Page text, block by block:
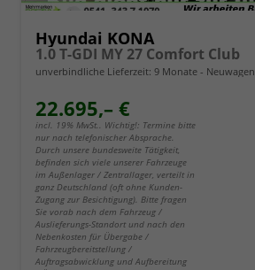
Hyundai KONA
1.0 T-GDI MY 27 Comfort Club
unverbindliche Lieferzeit: 9 Monate Neuwagen
22.695,– €
incl. 19% MwSt.. Wichtig!: Termine bitte
nur nach telefonischer Absprache.
Durch unsere bundesweite Tätigkeit,
befinden sich viele unserer Fahrzeuge
im Außenlager / Zentrallager, verteilt in
ganz Deutschland (oft ohne Kunden-
Zugang zur Besichtigung). Bitte fragen
Sie vorab nach dem Fahrzeug /
Auslieferungs-Standort und nach den
Nebenkosten für Übergabe /
Fahrzeugbereitstellung /
Auftragsabwicklung und Aufbereitung